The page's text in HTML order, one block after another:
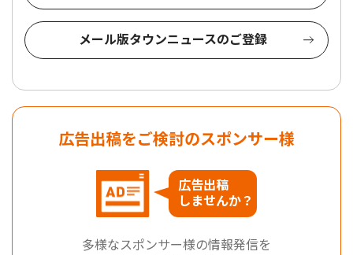
メール版タウンニュースのご登録
広告出稿をご検討のスポンサー様
広告出稿
しませんか？
多様なスポンサー様の情報発信を